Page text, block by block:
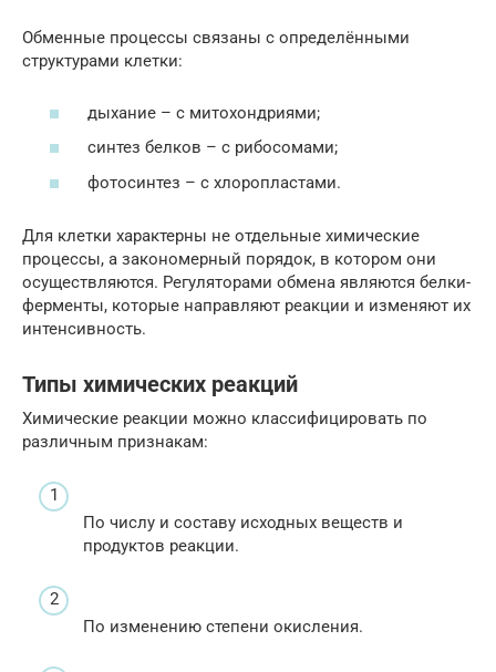
Обменные процессы связаны с определёнными
структурами клетки:
дыхание – с митохондриями;
синтез белков – с рибосомами;
фотосинтез – с хлоропластами.
Для клетки характерны не отдельные химические
процессы, а закономерный порядок, в котором они
осуществляются. Регуляторами обмена являются белки-
ферменты, которые направляют реакции и изменяют их
интенсивность.
Типы химических реакций
Химические реакции можно классифицировать по
различным признакам:
По числу и составу исходных веществ и
продуктов реакции.
По изменению степени окисления.